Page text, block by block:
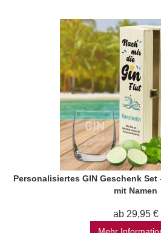
Personalisiertes GIN Geschenk Set
mit Namen
ab 29,95 €